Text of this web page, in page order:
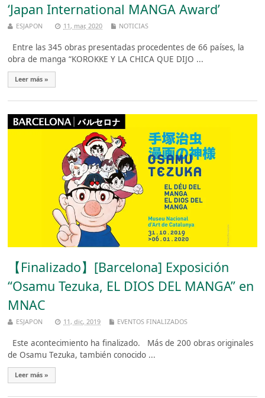
‘Japan International MANGA Award’
ESJAPON 11, mar, 2020 NOTICIAS
Entre las 345 obras presentadas procedentes de 66 países, la
obra de manga “KOROKKE Y LA CHICA QUE DIJO ...
Leer más »
【Finalizado】[Barcelona] Exposición
“Osamu Tezuka, EL DIOS DEL MANGA” en
MNAC
ESJAPON 11, dic, 2019 EVENTOS FINALIZADOS
Este acontecimiento ha finalizado. Más de 200 obras originales
de Osamu Tezuka, también conocido ...
Leer más »